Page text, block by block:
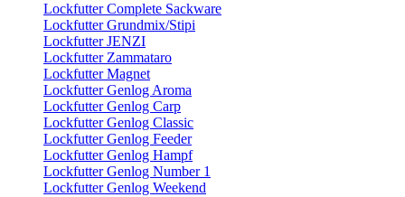
Lockfutter Complete Sackware
Lockfutter Grundmix/Stipi
Lockfutter JENZI
Lockfutter Zammataro
Lockfutter Magnet
Lockfutter Genlog Aroma
Lockfutter Genlog Carp
Lockfutter Genlog Classic
Lockfutter Genlog Feeder
Lockfutter Genlog Hampf
Lockfutter Genlog Number 1
Lockfutter Genlog Weekend